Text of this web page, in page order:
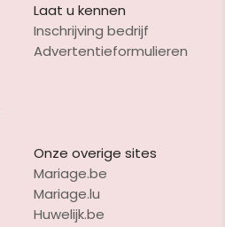
Laat u kennen
Inschrijving bedrijf
Advertentieformulieren
Onze overige sites
Mariage.be
Mariage.lu
Huwelijk.be